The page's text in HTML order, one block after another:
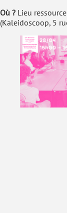
Où ? Lieu
(Kaleidoscoop, 5